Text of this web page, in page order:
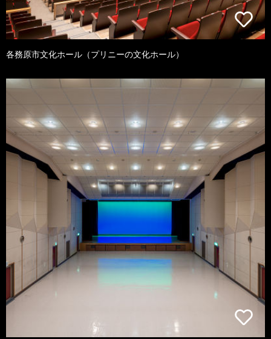
各務原市文化ホール（プリニーの文化ホール）